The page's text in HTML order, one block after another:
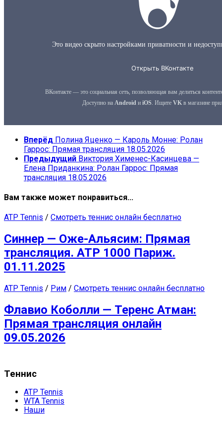
Вперёд Полина Яценко — Кароль Монне: Ролан
Гаррос: Прямая трансляция 18.05.2026
Предыдущий Виктория Хименес-Касинцева —
Елена Приданкина: Ролан Гаррос: Прямая
трансляция 18.05.2026
Вам также может понравиться...
ATP Tennis / Смотреть теннис онлайн бесплатно
Синнер — Оже-Альясим: Прямая
трансляция. ATP 1000 Париж.
01.11.2025
ATP Tennis / Рим / Смотреть теннис онлайн бесплатно
Флавио Коболли — Теренс Атман:
Прямая трансляция онлайн
09.05.2026
Теннис
ATP Tennis
WTA Tennis
Наши